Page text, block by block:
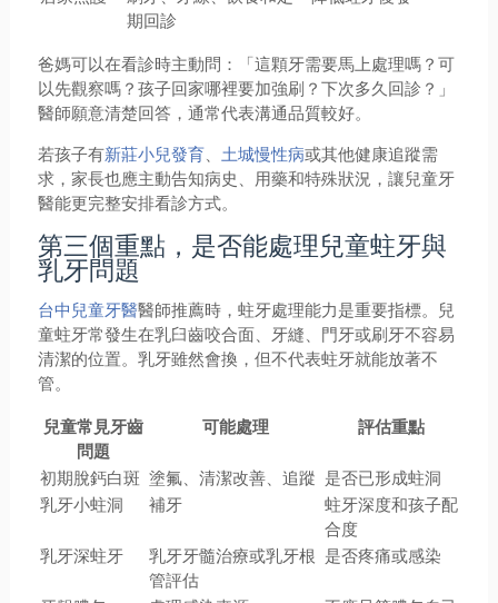
期回診
爸媽可以在看診時主動問：「這顆牙需要馬上處理嗎？可
以先觀察嗎？孩子回家哪裡要加強刷？下次多久回診？」
醫師願意清楚回答，通常代表溝通品質較好。
若孩子有新莊小兒發育、 土城慢性病或其他健康追蹤需
求，家長也應主動告知病史、用藥和特殊狀況，讓兒童牙
醫能更完整安排看診方式。
第三個重點，是否能處理兒童蛀牙與
乳牙問題
台中兒童牙醫醫師推薦時，蛀牙處理能力是重要指標。兒
童蛀牙常發生在乳臼齒咬合面、牙縫、門牙或刷牙不容易
清潔的位置。乳牙雖然會換，但不代表蛀牙就能放著不
管。
兒童常見牙齒
問題
可能處理 評估重點
初期脫鈣白斑 塗氟、清潔改善、追蹤 是否已形成蛀洞
乳牙小蛀洞
補牙
蛀牙深度和孩子配
合度
乳牙深蛀牙
乳牙牙髓治療或乳牙根
管評估
是否疼痛或感染